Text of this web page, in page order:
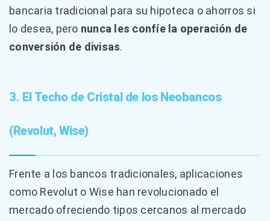
bancaria tradicional para su hipoteca o ahorros si
lo desea, pero nunca les confíe la operación de
conversión de divisas.
3. El Techo de Cristal de los Neobancos
(Revolut, Wise)
Frente a los bancos tradicionales, aplicaciones
como Revolut o Wise han revolucionado el
mercado ofreciendo tipos cercanos al mercado